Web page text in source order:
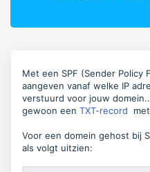
Met een SPF (Sender Policy
aangeven vanaf welke IP
verstuurd voor jouw
gewoon een TXT-record
Voor een domein gehost bij
als volgt uitzien: